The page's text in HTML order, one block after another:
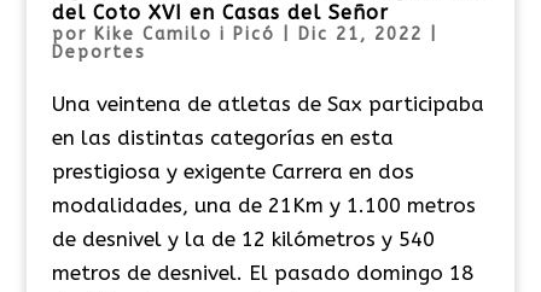
del Coto XVI en Casas del Señor
por Kike Camilo i Picó Dic 21, 2022
Deportes
Una veintena de atletas de Sax participaba
en las distintas categorías en esta
prestigiosa y exigente Carrera en dos
modalidades, una de 21Km y 1.100 metros
de desnivel y la de 12 kilómetros y 540
metros de desnivel. El pasado domingo 18